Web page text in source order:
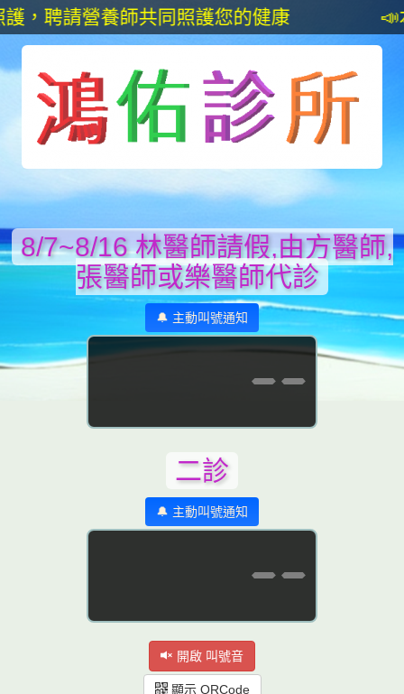
聘請營養師共同照護您的健康 📣
8/7~8/16 林醫師請假,由方醫師,
張醫師或樂醫師代診
🔔 主動叫號通知
--
二診
🔔 主動叫號通知
--
開啟 叫號音
顯示 QRCode